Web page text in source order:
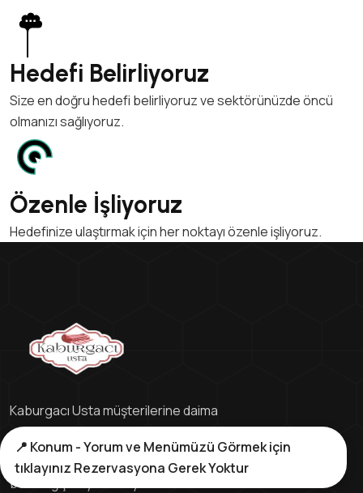
Hedefi Belirliyoruz
Size en doğru hedefi belirliyoruz ve sektörünüzde öncü
olmanızı sağlıyoruz.
Özenle İşliyoruz
Hedefinize ulaştırmak için her noktayı özenle işliyoruz.
Kaburgacı Usta müşterilerine daima
en iyi hizmeti ve sunumu
gerçekleştirmek için 2000 yılından
beri değişmeyen tek yerinde siz
📍 Konum - Yorum ve Menümüzü Görmek için
tıklayınız Rezervasyona Gerek Yoktur